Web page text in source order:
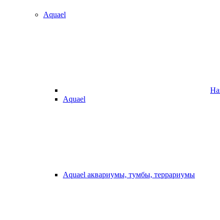
Aquael
Aquael
Aquael аквариумы, тумбы, террариумы